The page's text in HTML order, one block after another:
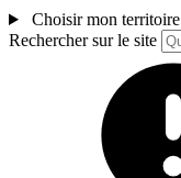
Choisir mon territoire
Rechercher sur le site